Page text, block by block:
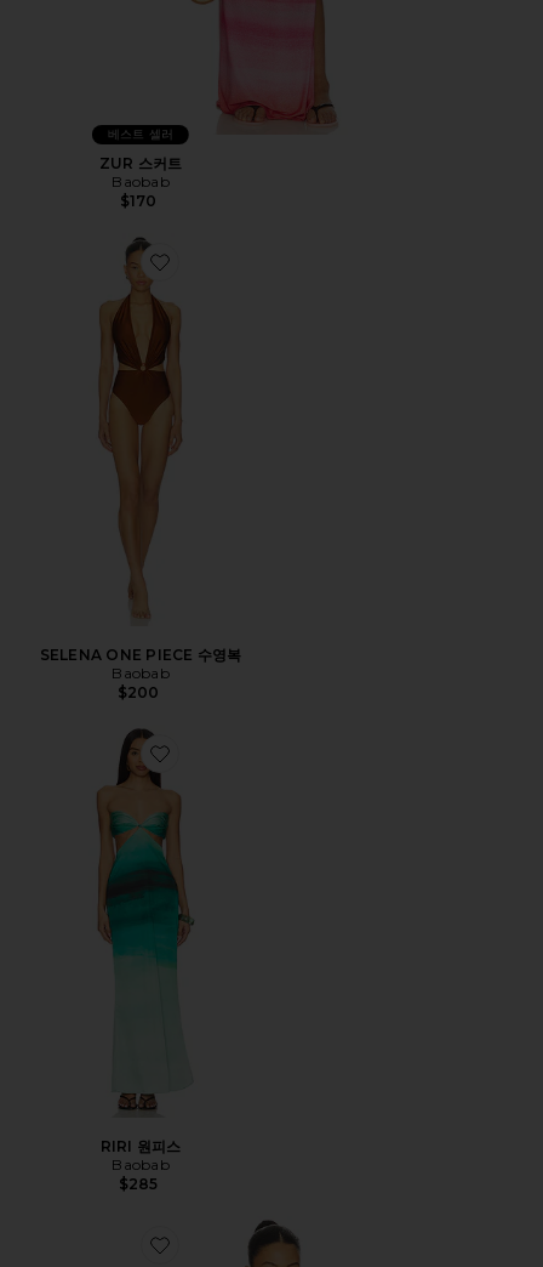
베스트 셀러
ZUR 스커트
Baobab
$170
Favorite SELENA ONE PIECE 수영복
SELENA ONE PIECE 수영복
Baobab
$200
Favorite RIRI 원피스
RIRI 원피스
Baobab
$285
Favorite TIKA 탑